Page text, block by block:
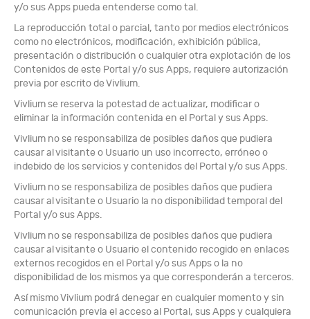
y/o sus Apps pueda entenderse como tal.
La reproducción total o parcial, tanto por medios electrónicos
como no electrónicos, modificación, exhibición pública,
presentación o distribución o cualquier otra explotación de los
Contenidos de este Portal y/o sus Apps, requiere autorización
previa por escrito de Vivlium.
Vivlium se reserva la potestad de actualizar, modificar o
eliminar la información contenida en el Portal y sus Apps.
Vivlium no se responsabiliza de posibles daños que pudiera
causar al visitante o Usuario un uso incorrecto, erróneo o
indebido de los servicios y contenidos del Portal y/o sus Apps.
Vivlium no se responsabiliza de posibles daños que pudiera
causar al visitante o Usuario la no disponibilidad temporal del
Portal y/o sus Apps.
Vivlium no se responsabiliza de posibles daños que pudiera
causar al visitante o Usuario el contenido recogido en enlaces
externos recogidos en el Portal y/o sus Apps o la no
disponibilidad de los mismos ya que corresponderán a terceros.
Así mismo Vivlium podrá denegar en cualquier momento y sin
comunicación previa el acceso al Portal, sus Apps y cualquiera